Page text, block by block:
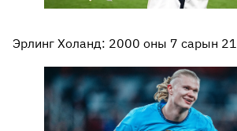
Эрлинг Холанд: 2000 оны 7 сарын 21